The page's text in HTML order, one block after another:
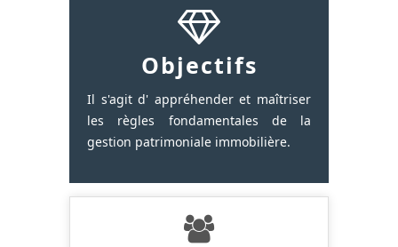
Objectifs
Il s'agit d' appréhender et maîtriser
les règles fondamentales de la
gestion patrimoniale immobilière.